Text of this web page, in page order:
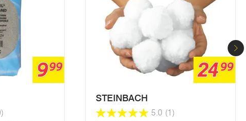
999 2499
STEINBACH
5.0 (1)